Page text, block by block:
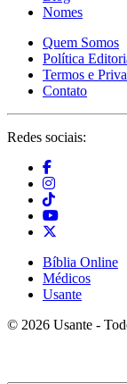
Nomes
Quem Somos
Política
Termos e
Contato
Redes sociais:
Bíblia Online
Médicos
Usante
© 2026 Usante -